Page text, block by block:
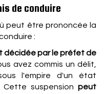
de conduire
peut être prononcée la
:
décidée par le préfet de
avez commis un délit,
l'empire d'un état
Cette suspension peut